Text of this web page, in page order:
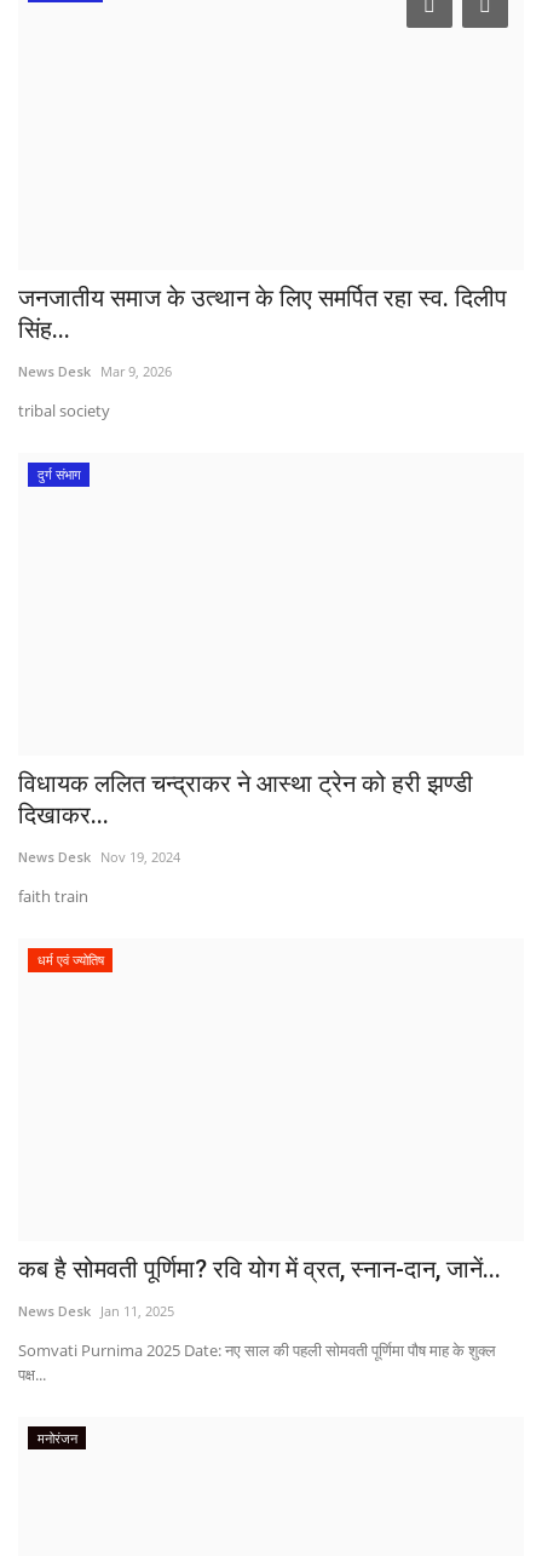
जनजातीय समाज के उत्थान के लिए समर्पित रहा स्व. दिलीप
सिंह...
News Desk Mar 9, 2026
tribal society
दुर्ग संभाग
विधायक ललित चन्द्राकर ने आस्था ट्रेन को हरी झण्डी
दिखाकर...
News Desk Nov 19, 2024
faith train
धर्म एवं ज्योतिष
कब है सोमवती पूर्णिमा? रवि योग में व्रत, स्नान-दान, जानें...
News Desk Jan 11, 2025
Somvati Purnima 2025 Date: नए साल की पहली सोमवती पूर्णिमा पौष माह के शुक्ल
पक्ष...
मनोरंजन